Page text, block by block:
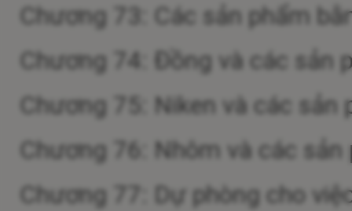
Chương 73: Các sản phẩm
Chương 74: Đồng và các sản
Chương 75: Niken và các sản
Chương 76: Nhôm và các
Chương 77: Dự phòng cho